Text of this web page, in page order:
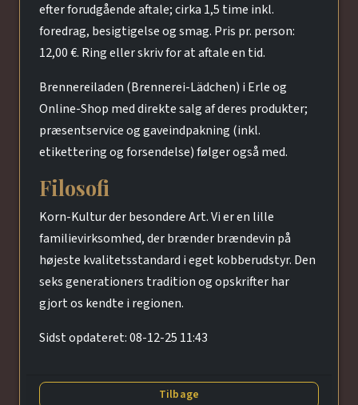
efter forudgående aftale; cirka 1,5 time inkl.
foredrag, besigtigelse og smag. Pris pr. person:
12,00 €. Ring eller skriv for at aftale en tid.
Brennereiladen (Brennerei-Lädchen) i Erle og
Online-Shop med direkte salg af deres produkter;
præsentservice og gaveindpakning (inkl.
etikettering og forsendelse) følger også med.
Filosofi
Korn-Kultur der besondere Art. Vi er en lille
familievirksomhed, der brænder brændevin på
højeste kvalitetsstandard i eget kobberudstyr. Den
seks generationers tradition og opskrifter har
gjort os kendte i regionen.
Sidst opdateret: 08-12-25 11:43
Tilbage